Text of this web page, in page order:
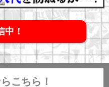
中！
こちら！